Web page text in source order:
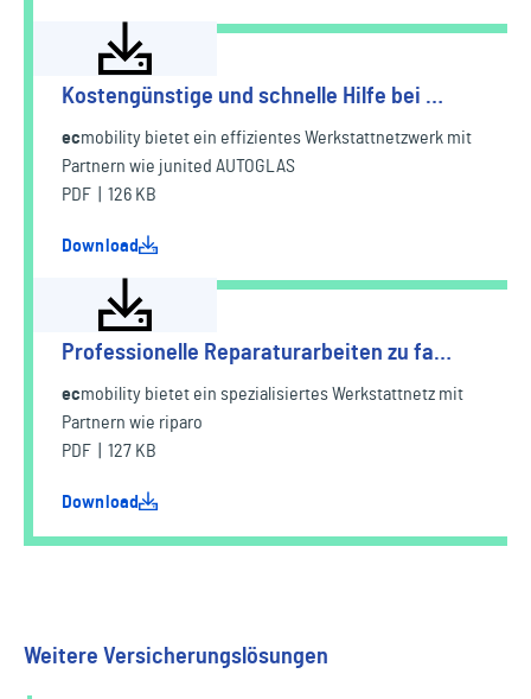
Kostengünstige und schnelle Hilfe bei …
ecmobility bietet ein effizientes Werkstattnetzwerk mit
Partnern wie junited AUTOGLAS
PDF | 126 KB
Download
Professionelle Reparaturarbeiten zu fa…
ecmobility bietet ein spezialisiertes Werkstattnetz mit
Partnern wie riparo
PDF | 127 KB
Download
Weitere Versicherungslösungen